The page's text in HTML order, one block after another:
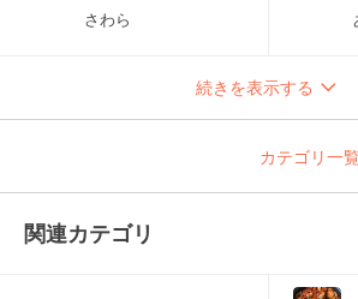
さわら
続きを表示する
カテゴリ一
関連カテゴリ